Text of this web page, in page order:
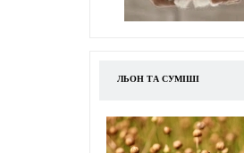
ЛЬОН ТА СУМІШІ